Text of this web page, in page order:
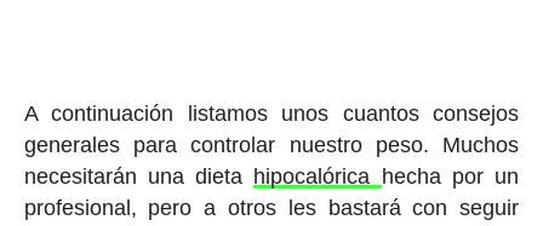
A continuación listamos unos cuantos consejos
generales para controlar nuestro peso. Muchos
necesitarán una dieta hipocalórica hecha por un
profesional, pero a otros les bastará con seguir